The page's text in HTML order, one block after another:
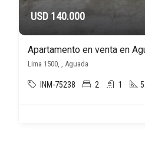
USD 140.000
Apartamento en venta en
Lima 1500, , Aguada
INM-75238 2 1